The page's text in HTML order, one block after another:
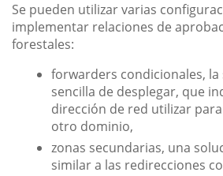
Se pueden utilizar varias
implementar relaciones de
forestales:
forwarders condicionales, la
sencilla de desplegar, que
dirección de red utilizar
otro dominio,
zonas secundarias, una
similar a las redirecciones